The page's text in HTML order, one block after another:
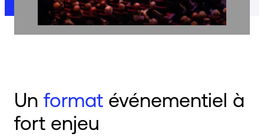
Un format événementiel à
fort enjeu